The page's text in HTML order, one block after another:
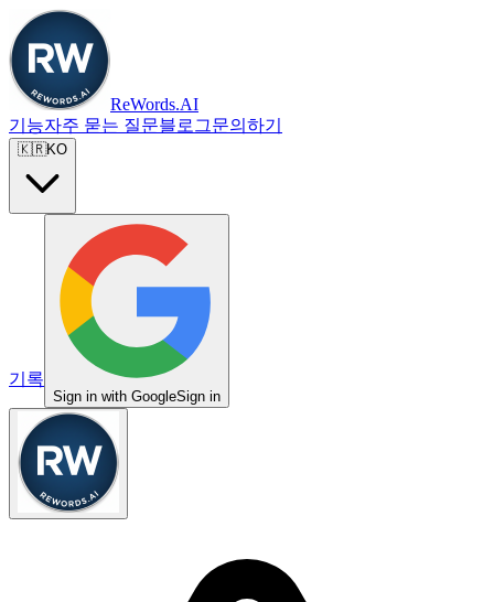
ReWords.AI
기능자주 묻는 질문블로그문의하기
🇰🇷KO
기록
Sign in with GoogleSign in